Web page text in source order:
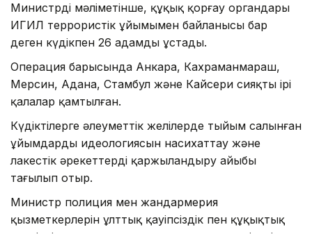
Министрдің мәліметінше, құқық қорғау органдары
ИГИЛ террористік ұйымымен байланысы бар
деген күдікпен 26 адамды ұстады.
Операция барысында Анкара, Кахраманмараш,
Мерсин, Адана, Стамбул және Кайсери сияқты ірі
қалалар қамтылған.
Күдіктілерге әлеуметтік желілерде тыйым салынған
ұйымдардың идеологиясын насихаттау және
лаңкестік әрекеттерді қаржыландыру айыбы
тағылып отыр.
Министр полиция мен жандармерия
қызметкерлерін ұлттық қауіпсіздік пен құқықтық